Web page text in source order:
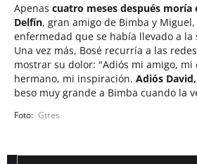
Apenas cuatro meses después moría
Delfín, gran amigo de Bimba y
enfermedad que se había llevado a
Una vez más, Bosé recurría a las
mostrar su dolor: "Adiós mi amigo, mi
hermano, mi inspiración. Adiós
beso muy grande a Bimba cuando la
Gtres